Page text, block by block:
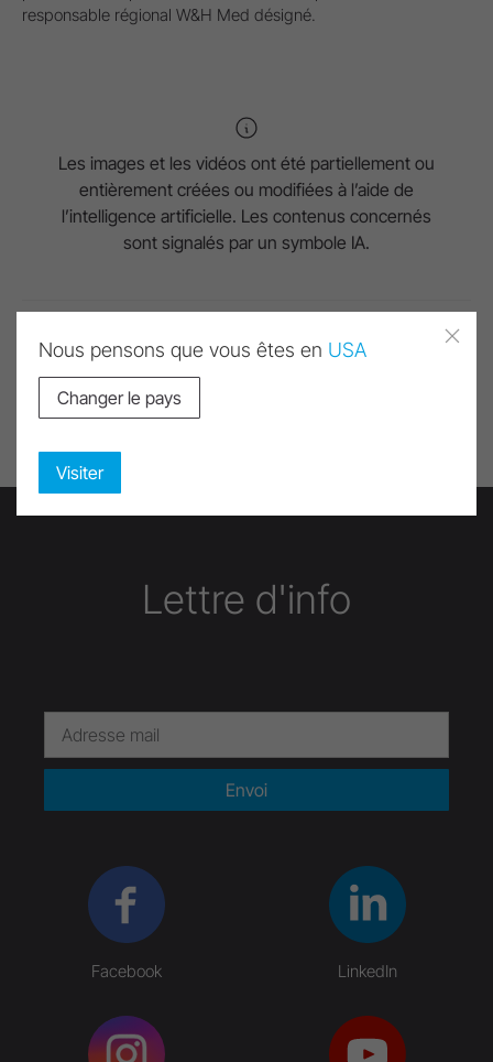
responsable régional W&H Med désigné.
Les images et les vidéos ont été partiellement ou
entièrement créées ou modifiées à l’aide de
l’intelligence artificielle. Les contenus concernés
sont signalés par un symbole IA.
Lettre d'info
Envoi
Facebook LinkedIn
Nous pensons que vous êtes en USA
Changer le pays
Visiter